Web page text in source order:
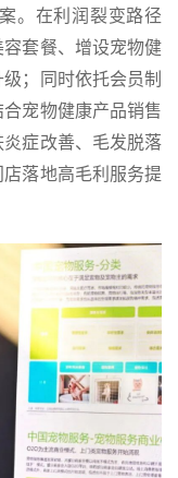
。在利润裂变路径
容套餐、增设宠物健
；同时依托会员制
宠物健康产品销售
症改善、毛发脱落
落地高毛利服务提